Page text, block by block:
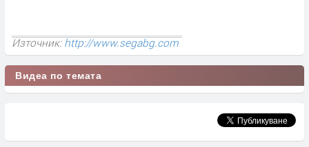
Източник:http://www.segabg.com
Видеа по темата